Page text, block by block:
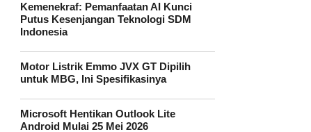
Kemenekraf: Pemanfaatan AI Kunci
Putus Kesenjangan Teknologi SDM
Indonesia
Motor Listrik Emmo JVX GT Dipilih
untuk MBG, Ini Spesifikasinya
Microsoft Hentikan Outlook Lite
Android Mulai 25 Mei 2026